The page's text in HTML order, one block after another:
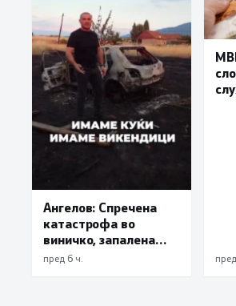
Ангелов: Спречена
катастрофа во
виничко, запалена
трева при сечење со
пред 6 ч.